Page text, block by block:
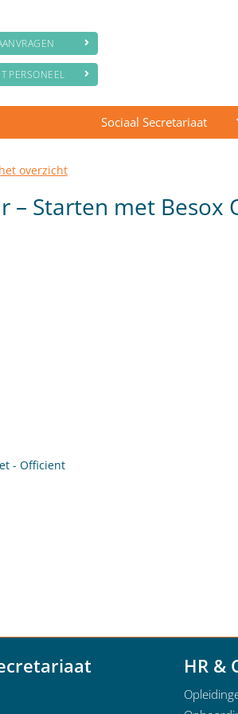
PERSONEEL
Sociaal Secretariaat
overzicht
– Starten met Besox
- Officient
HR &